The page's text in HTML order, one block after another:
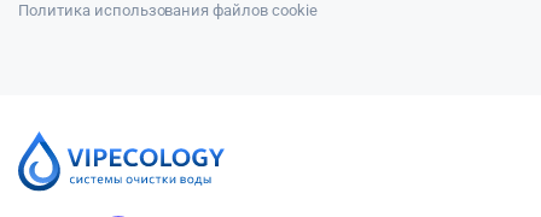
Политика использования файлов cookie